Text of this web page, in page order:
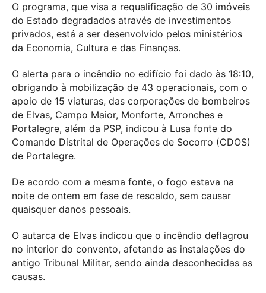
O programa, que visa a requalificação de 30 imóveis
do Estado degradados através de investimentos
privados, está a ser desenvolvido pelos ministérios
da Economia, Cultura e das Finanças.
O alerta para o incêndio no edifício foi dado às 18:10,
obrigando à mobilização de 43 operacionais, com o
apoio de 15 viaturas, das corporações de bombeiros
de Elvas, Campo Maior, Monforte, Arronches e
Portalegre, além da PSP, indicou à Lusa fonte do
Comando Distrital de Operações de Socorro (CDOS)
de Portalegre.
De acordo com a mesma fonte, o fogo estava na
noite de ontem em fase de rescaldo, sem causar
quaisquer danos pessoais.
O autarca de Elvas indicou que o incêndio deflagrou
no interior do convento, afetando as instalações do
antigo Tribunal Militar, sendo ainda desconhecidas as
causas.